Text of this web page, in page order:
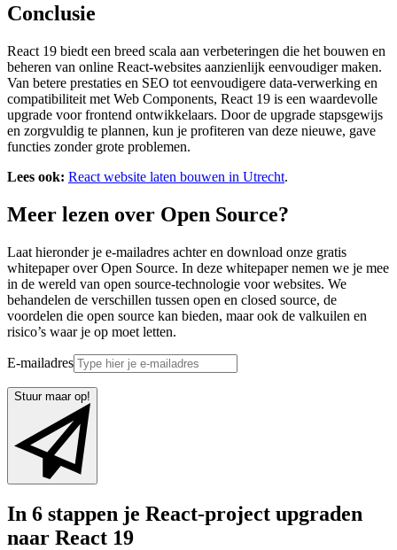
Conclusie
React 19 biedt een breed scala aan verbeteringen die het bouwen en
beheren van online React-websites aanzienlijk eenvoudiger maken.
Van betere prestaties en SEO tot eenvoudigere data-verwerking en
compatibiliteit met Web Components, React 19 is een waardevolle
upgrade voor frontend ontwikkelaars. Door de upgrade stapsgewijs
en zorgvuldig te plannen, kun je profiteren van deze nieuwe, gave
functies zonder grote problemen.
Lees ook: React website laten bouwen in Utrecht.
Meer lezen over Open Source?
Laat hieronder je e-mailadres achter en download onze gratis
whitepaper over Open Source. In deze whitepaper nemen we je mee
in de wereld van open source-technologie voor websites. We
behandelen de verschillen tussen open en closed source, de
voordelen die open source kan bieden, maar ook de valkuilen en
risico’s waar je op moet letten.
E-mailadres
Stuur maar op!
In 6 stappen je React-project upgraden
naar React 19